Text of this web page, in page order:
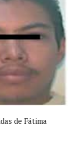
de Fátima